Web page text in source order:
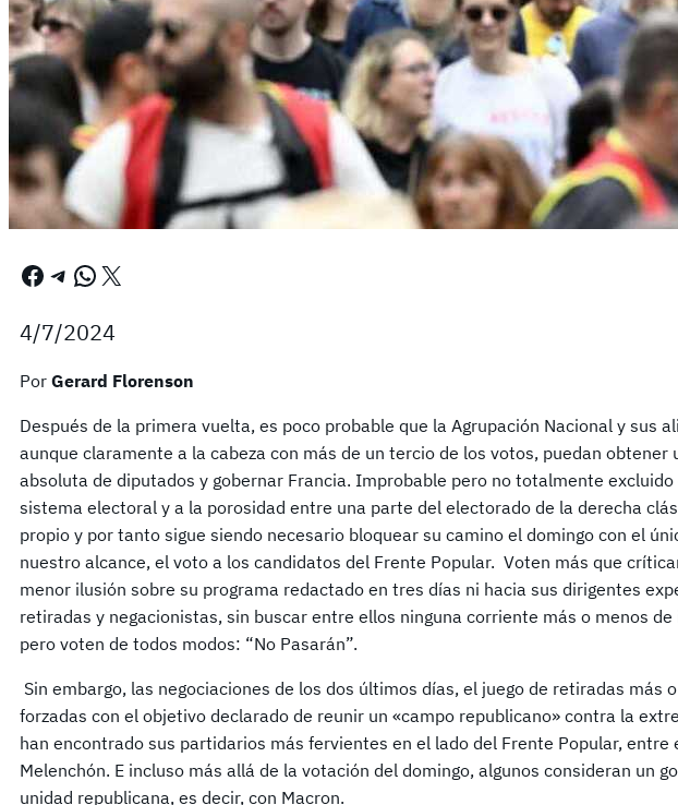
Facebook Telegram WhatsApp X
4/7/2024
Por Gerard Florenson
Después de la primera vuelta, es poco probable que la Agrupación Nacional y sus
aunque claramente a la cabeza con más de un tercio de los votos, puedan obtener
absoluta de diputados y gobernar Francia. Improbable pero no totalmente excluido
sistema electoral y a la porosidad entre una parte del electorado de la derecha
propio y por tanto sigue siendo necesario bloquear su camino el domingo con el
nuestro alcance, el voto a los candidatos del Frente Popular. Voten más que
menor ilusión sobre su programa redactado en tres días ni hacia sus dirigentes
retiradas y negacionistas, sin buscar entre ellos ninguna corriente más o menos de
pero voten de todos modos: “No Pasarán”.
Sin embargo, las negociaciones de los dos últimos días, el juego de retiradas más
forzadas con el objetivo declarado de reunir un «campo republicano» contra la
han encontrado sus partidarios más fervientes en el lado del Frente Popular, entre
Melenchón. E incluso más allá de la votación del domingo, algunos consideran un
unidad republicana, es decir, con Macron.